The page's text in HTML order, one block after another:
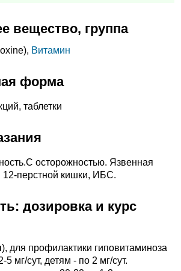
вещество, группа
Витамин
форма
таблетки
осторожностью. Язвенная
12-перстной кишки, ИБС.
дозировка и курс
для профилактики гиповитаминоза
мг/сут, детям - по 2 мг/сут.